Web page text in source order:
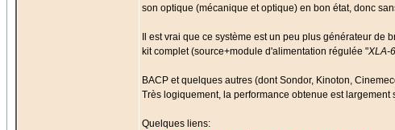
son optique (mécanique et optique) en bon état, donc
Il est vrai que ce système est un peu plus générateur
kit complet (source+module d'alimentation régulée "XLA-
BACP et quelques autres (dont Sondor, Kinoton,
Très logiquement, la performance obtenue est
Quelques liens: